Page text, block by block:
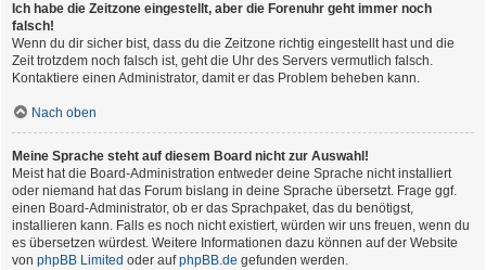
Ich habe die Zeitzone eingestellt, aber die Forenuhr geht immer noch
falsch!
Wenn du dir sicher bist, dass du die Zeitzone richtig eingestellt hast und die
Zeit trotzdem noch falsch ist, geht die Uhr des Servers vermutlich falsch.
Kontaktiere einen Administrator, damit er das Problem beheben kann.
Nach oben
Meine Sprache steht auf diesem Board nicht zur Auswahl!
Meist hat die Board-Administration entweder deine Sprache nicht installiert
oder niemand hat das Forum bislang in deine Sprache übersetzt. Frage ggf.
einen Board-Administrator, ob er das Sprachpaket, das du benötigst,
installieren kann. Falls es noch nicht existiert, würden wir uns freuen, wenn du
es übersetzen würdest. Weitere Informationen dazu können auf der Website
von phpBB Limited oder aufphpBB.de gefunden werden.